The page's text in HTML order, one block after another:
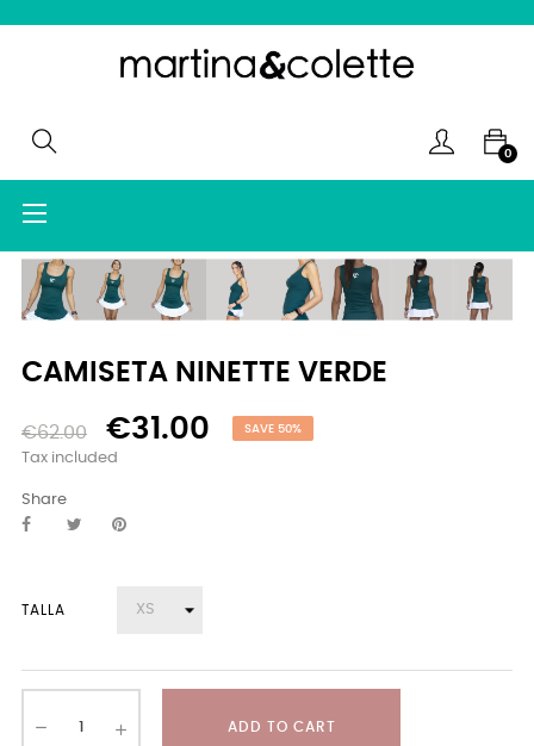
0
Toggle
☰
CAMISETA NINETTE VERDE
€62.00 €31.00 SAVE 50%
Tax included
Share
TALLA
ADD TO CART